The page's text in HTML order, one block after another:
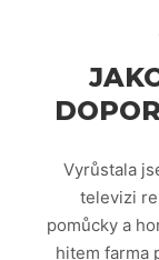
Vyrůstala
televizi
pomůcky a
hitem farma